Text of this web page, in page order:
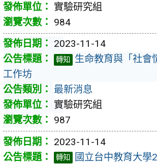
實驗研究組
984
2023-11-14
轉知
生命教育與「社會
工作坊
最新消息
實驗研究組
987
2023-11-14
轉知
國立台中教育大學